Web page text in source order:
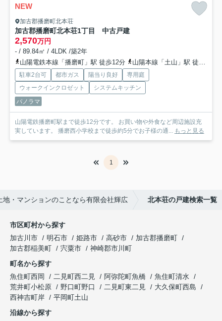
NEW
加古郡播磨町北本荘
加古郡播磨町北本荘1丁目 中古戸建
2,570万円
- / 89.84㎡ / 4LDK /築2年
山陽電鉄本線「播磨町」駅 徒歩12分
山陽本線「土山」駅 徒歩37分
駐車2台可 都市ガス 陽当り良好
専用庭
ウォークインクロゼット
システムキッチン
パノラマ
山陽電鉄播磨町駅まで徒歩12分です。 お買い物や外食など周辺施設充
実しています。 播磨西小学校まで徒歩約5分でお子様の通... もっと見る
1
・マンションのことなら有限会社輝広 北本荘の戸建検索一覧
市区町村から探す
加古川市
明石市 姫路市 高砂市
加古郡播磨町
加古郡稲美町
宍粟市
神崎郡市川町
町名から探す
魚住町西岡
二見町西二見 阿弥陀町魚橋
魚住町清水
荒井町小松原
野口町野口 二見町東二見
大久保町西島
西神吉町岸
平岡町土山
沿線から探す